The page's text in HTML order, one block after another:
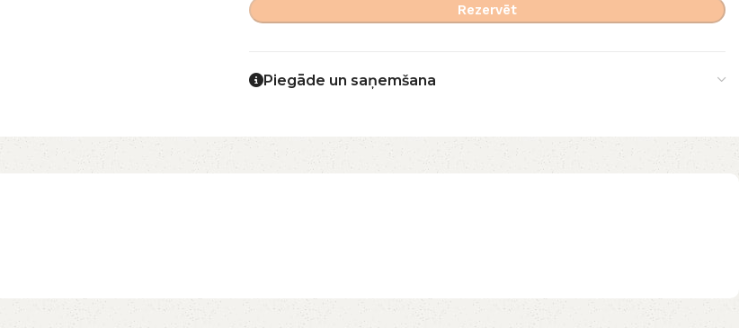
Rezervēt
Piegāde un saņemšana